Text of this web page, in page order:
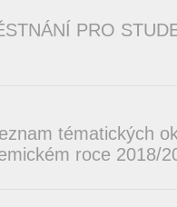
PRO
tématických
roce 2018/